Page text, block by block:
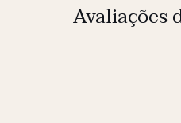
Avaliações